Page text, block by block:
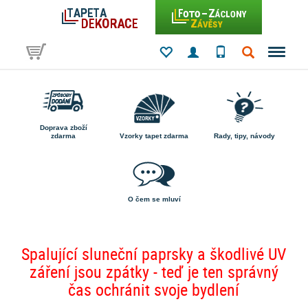
Doprava zboží
zdarma
Vzorky tapet zdarma Rady, tipy, návody
O čem se mluví
Spalující sluneční paprsky a škodlivé UV
záření jsou zpátky - teď je ten správný
čas ochránit svoje bydlení